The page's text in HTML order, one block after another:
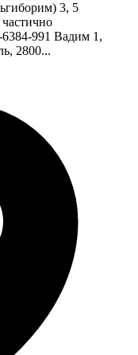
3, 5
991 Вадим 1,
2800...